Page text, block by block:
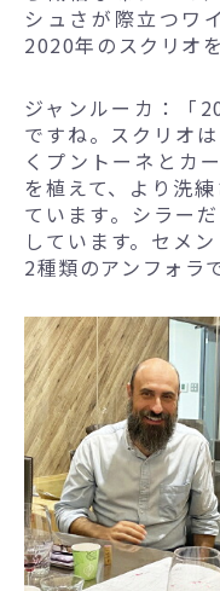
シュさが際立つワ
2020年のスクリオ
ジャンルーカ：「
ですね。スクリオ
くプントーネとカ
を植えて、より洗
ています。シラー
しています。セメ
2種類のアンフォラ